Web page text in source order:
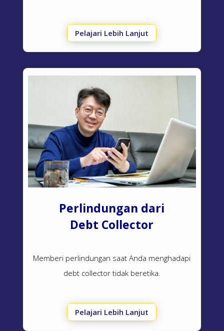
Pelajari Lebih Lanjut
Perlindungan dari
Debt Collector
Memberi perlindungan saat Anda menghadapi
debt collector tidak beretika.
Pelajari Lebih Lanjut